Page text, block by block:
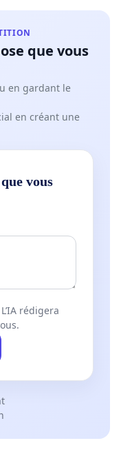
que vous
en gardant le
en créant une
vous
rédigera